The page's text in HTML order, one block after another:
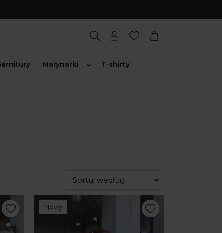
Marynarki T-shirty
Sortuj według
Nowy